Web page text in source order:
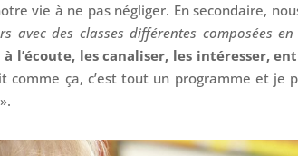
vie à ne pas négliger. En secondaire,
avec des classes différentes composées
l’écoute, les canaliser, les intéresser,
comme ça, c’est tout un programme et je